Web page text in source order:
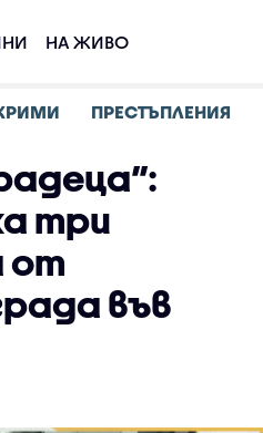
НА ЖИВО
ПРЕСТЪПЛЕНИЯ
три
от
във